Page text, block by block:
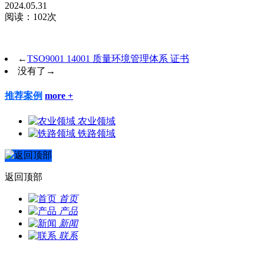
2024.05.31
阅读：102次
←TSO9001 14001 质量环境管理体系 证书
没有了 →
推荐案例 more +
农业领域
铁路领域
返回顶部
首页
产品
新闻
联系